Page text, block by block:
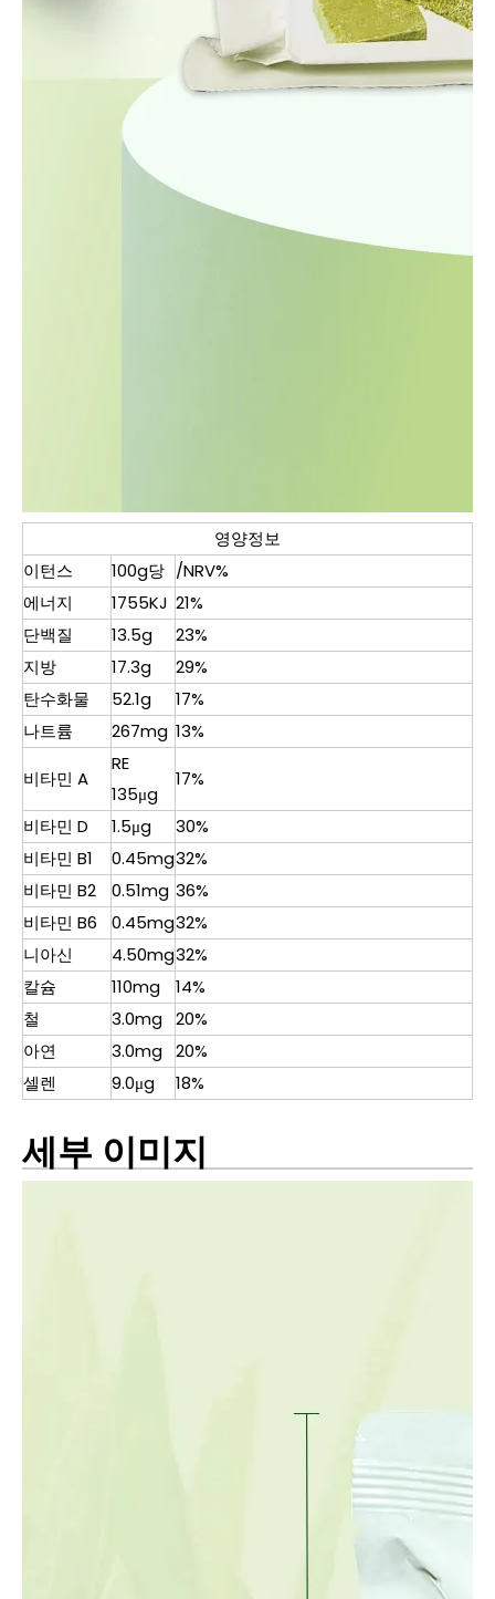
영양정보
이턴스
100g당 /NRV%
에너지
1755KJ 21%
단백질
13.5g
23%
지방
17.3g
29%
탄수화물
52.1g
17%
나트륨
267mg 13%
비타민 A
RE
135μg
17%
비타민 D 1.5μg
30%
비타민 B1
0.45mg32%
비타민 B2
0.51mg 36%
비타민 B6
0.45mg32%
니아신
4.50mg32%
칼슘
110mg
14%
철
3.0mg 20%
아연
3.0mg 20%
셀렌
9.0μg 18%
세부 이미지